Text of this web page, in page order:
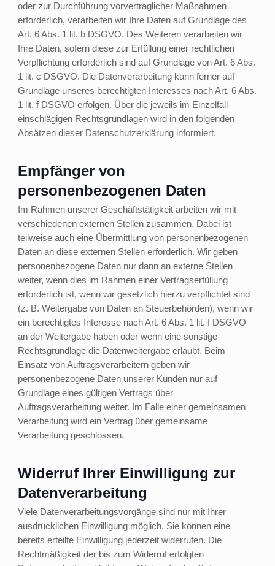
oder zur Durchführung vorvertraglicher Maßnahmen
erforderlich, verarbeiten wir Ihre Daten auf Grundlage des
Art. 6 Abs. 1 lit. b DSGVO. Des Weiteren verarbeiten wir
Ihre Daten, sofern diese zur Erfüllung einer rechtlichen
Verpflichtung erforderlich sind auf Grundlage von Art. 6 Abs.
1 lit. c DSGVO. Die Datenverarbeitung kann ferner auf
Grundlage unseres berechtigten Interesses nach Art. 6 Abs.
1 lit. f DSGVO erfolgen. Über die jeweils im Einzelfall
einschlägigen Rechtsgrundlagen wird in den folgenden
Absätzen dieser Datenschutzerklärung informiert.
Empfänger von
personenbezogenen Daten
Im Rahmen unserer Geschäftstätigkeit arbeiten wir mit
verschiedenen externen Stellen zusammen. Dabei ist
teilweise auch eine Übermittlung von personenbezogenen
Daten an diese externen Stellen erforderlich. Wir geben
personenbezogene Daten nur dann an externe Stellen
weiter, wenn dies im Rahmen einer Vertragserfüllung
erforderlich ist, wenn wir gesetzlich hierzu verpflichtet sind
(z. B. Weitergabe von Daten an Steuerbehörden), wenn wir
ein berechtigtes Interesse nach Art. 6 Abs. 1 lit. f DSGVO
an der Weitergabe haben oder wenn eine sonstige
Rechtsgrundlage die Datenweitergabe erlaubt. Beim
Einsatz von Auftragsverarbeitern geben wir
personenbezogene Daten unserer Kunden nur auf
Grundlage eines gültigen Vertrags über
Auftragsverarbeitung weiter. Im Falle einer gemeinsamen
Verarbeitung wird ein Vertrag über gemeinsame
Verarbeitung geschlossen.
Widerruf Ihrer Einwilligung zur
Datenverarbeitung
Viele Datenverarbeitungsvorgänge sind nur mit Ihrer
ausdrücklichen Einwilligung möglich. Sie können eine
bereits erteilte Einwilligung jederzeit widerrufen. Die
Rechtmäßigkeit der bis zum Widerruf erfolgten